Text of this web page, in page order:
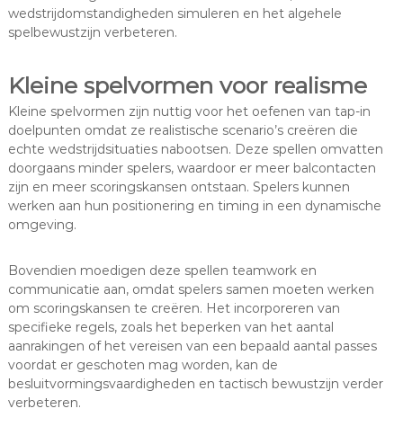
wedstrijdomstandigheden simuleren en het algehele
spelbewustzijn verbeteren.
Kleine spelvormen voor realisme
Kleine spelvormen zijn nuttig voor het oefenen van tap-in
doelpunten omdat ze realistische scenario’s creëren die
echte wedstrijdsituaties nabootsen. Deze spellen omvatten
doorgaans minder spelers, waardoor er meer balcontacten
zijn en meer scoringskansen ontstaan. Spelers kunnen
werken aan hun positionering en timing in een dynamische
omgeving.
Bovendien moedigen deze spellen teamwork en
communicatie aan, omdat spelers samen moeten werken
om scoringskansen te creëren. Het incorporeren van
specifieke regels, zoals het beperken van het aantal
aanrakingen of het vereisen van een bepaald aantal passes
voordat er geschoten mag worden, kan de
besluitvormingsvaardigheden en tactisch bewustzijn verder
verbeteren.